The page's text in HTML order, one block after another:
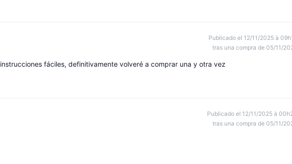
Publicado el 12/11/2025 à
tras una compra de 05/11/
fáciles, definitivamente volveré a comprar una y otra vez
Publicado el 12/11/2025 à
tras una compra de 05/11/